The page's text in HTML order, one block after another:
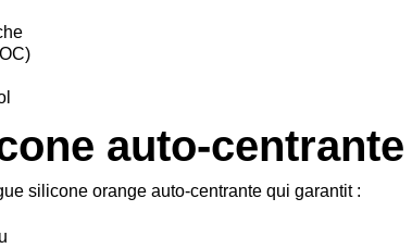
auto-
silicone orange auto-centrante qui garantit :